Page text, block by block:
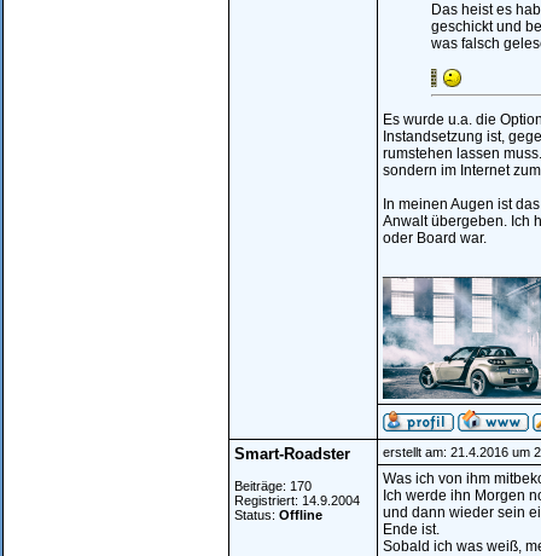
Das heist es
geschickt und
was falsch
Es wurde u.a. die
Instandsetzung ist,
rumstehen lassen
sondern im Internet
In meinen Augen ist
Anwalt übergeben. Ich
oder Board war.
Smart-Roadster
Beiträge: 170
Registriert: 14.9.2004
Status: Offline
erstellt am: 21.4.2016 um
Was ich von ihm
Ich werde ihn Morgen
und dann wieder sein
Ende ist.
Sobald ich was weiß,